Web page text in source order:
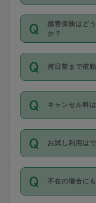
能です。依頼
んにメッセー
い。ただし、
時間も被らな
基本的に、高
外での作業は
育園や学校の
係の専門職に
すでにハウス
てお仕事をし
社員など様々
登録していま
日本語も話せ
ールに記載し
を依頼してく
応募の際に、
を行っていま
写真提出をし
確認していま
ング動画を使
現場トライア
ジさんが活動
※テストセン
参考
【詳細
損害保険はど
か？
依頼者とタス
を通して成立
適用されます
です。作業中
をさせたりし
す。
写真を撮り、
何日前まで依
ご依頼は、現
以降）の日時
す。
タスカジさん
可能です。
キャンセル料
キャンセル料
す。
1. 直前キャン
共通）
お試し利用は
「お試し利用
せんが、「一
とによって、
不在の場合に